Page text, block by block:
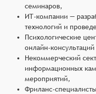
семинаров,
ИТ-компании —
технологий и
Психологические
онлайн-
Некоммерческий
информационных
мероприятий,
Фриланс-